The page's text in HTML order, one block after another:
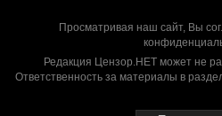
Просматривая наш сайт, Вы
Редакция Цензор.НЕТ может не
Ответственность за материалы в